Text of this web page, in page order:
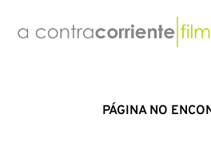
PÁGINA NO